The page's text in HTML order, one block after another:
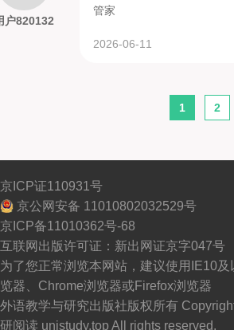
户820132
管家
2026-06-11
1 2
京ICP证110931号
京公网安备 11010802032529号
京ICP备11010362号-68
互联网出版许可证：新出网证京字047号
为了您正常浏览本网站，建议使用IE10及
览器、Chrome浏览器或Firefox浏览器
外语教学与研究出版社版权所有
研阅读 unistudy.top All rights reserved.